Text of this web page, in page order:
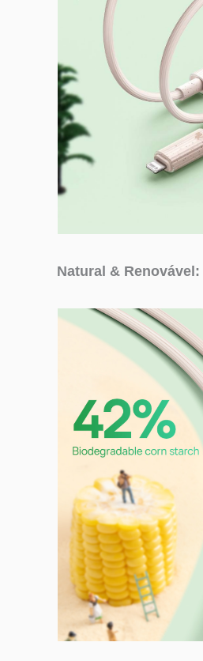
Natural & Renovável: